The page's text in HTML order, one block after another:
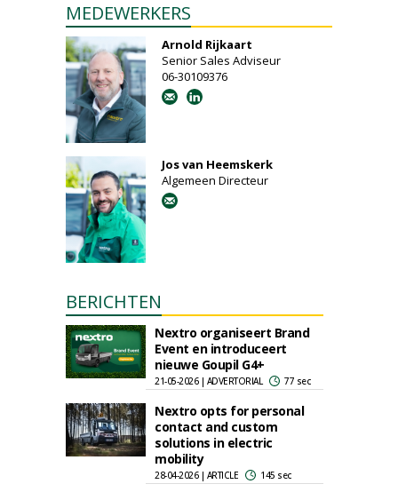
MEDEWERKERS
Arnold Rijkaart
Senior Sales Adviseur
06-30109376
Jos van Heemskerk
Algemeen Directeur
BERICHTEN
Nextro organiseert Brand
Event en introduceert
nieuwe Goupil G4+
21-05-2026 | ADVERTORIAL 77 sec
Nextro opts for personal
contact and custom
solutions in electric
mobility
28-04-2026 | ARTICLE 145 sec